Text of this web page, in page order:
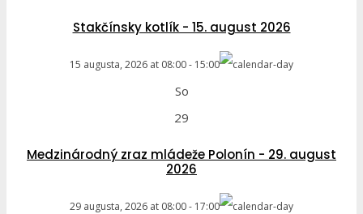
Stakčínsky kotlík - 15. august 2026
15 augusta, 2026 at 08:00- 15:00
So
29
Medzinárodný zraz mládeže Polonín - 29. august
2026
29 augusta, 2026 at 08:00- 17:00